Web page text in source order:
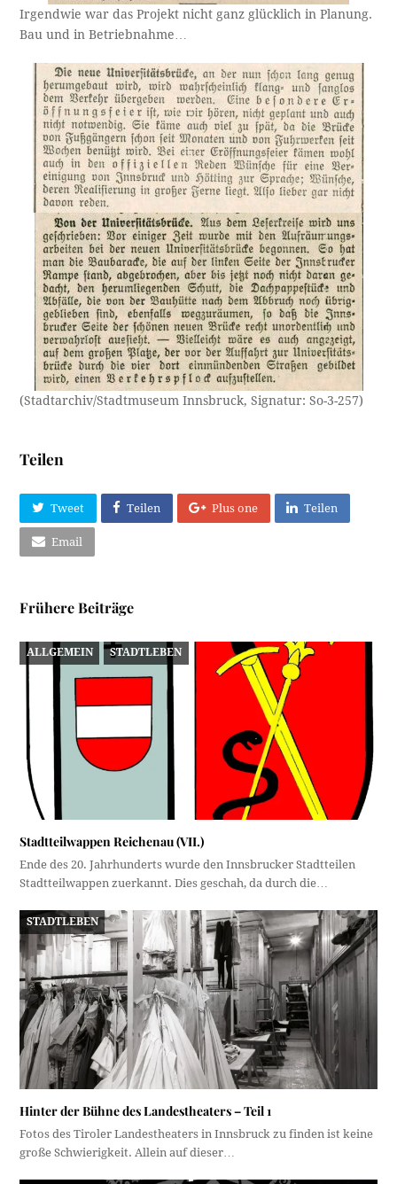
Irgendwie war das Projekt nicht ganz glücklich in Planung.
Bau und in Betriebnahme…
(Stadtarchiv/Stadtmuseum Innsbruck, Signatur: So-3-257)
Teilen
Tweet Teilen Plus one Teilen
Email
Frühere Beiträge
ALLGEMEIN STADTLEBEN
Stadtteilwappen Reichenau (VII.)
Ende des 20. Jahrhunderts wurde den Innsbrucker Stadtteilen
Stadtteilwappen zuerkannt. Dies geschah, da durch die…
STADTLEBEN
Hinter der Bühne des Landestheaters – Teil 1
Fotos des Tiroler Landestheaters in Innsbruck zu finden ist keine
große Schwierigkeit. Allein auf dieser…